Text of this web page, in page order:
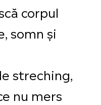
corpul
somn și
streching,
nu mers